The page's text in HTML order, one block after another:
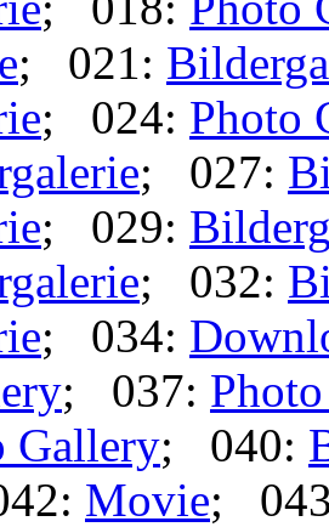
; 021:
; 024: Photo
; 027:
; 029:
; 032:
; 034:
; 037:
Gallery; 040:
Movie;